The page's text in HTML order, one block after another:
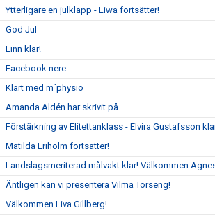
Ytterligare en julklapp - Liwa fortsätter!
God Jul
Linn klar!
Facebook nere....
Klart med m´physio
Amanda Aldén har skrivit på...
Förstärkning av Elitettanklass - Elvira Gustafsson
Matilda Eriholm fortsätter!
Landslagsmeriterad målvakt klar! Välkommen
Äntligen kan vi presentera Vilma Torseng!
Välkommen Liva Gillberg!